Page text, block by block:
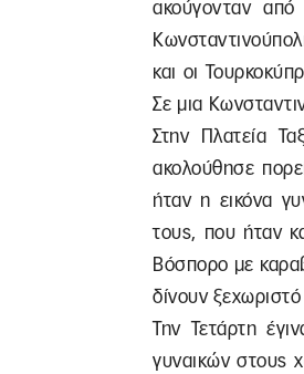
ακούγονταν
και οι
Σε μια
Στην Πλατεία
ακολούθησε
ήταν η εικόνα
τους, που ήταν
Βόσπορο με
δίνουν
Την Τετάρτη
γυναικών στους